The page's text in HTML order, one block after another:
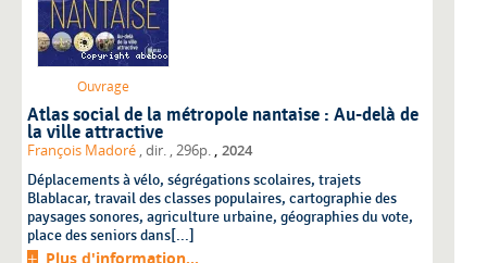
Ouvrage
Atlas social de la métropole nantaise : Au-delà de
la ville attractive
François Madoré , dir. , 296p. , 2024
Déplacements à vélo, ségrégations scolaires, trajets
Blablacar, travail des classes populaires, cartographie des
paysages sonores, agriculture urbaine, géographies du vote,
place des seniors dans[...]
Plus d'information...